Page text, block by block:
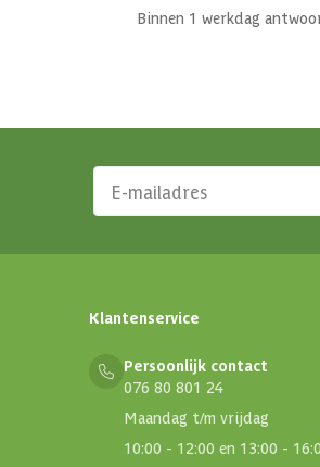
Binnen 1 werkdag
Klantenservice
Persoonlijk contact
076 80 801 24
Maandag t/m vrijdag
10:00 - 12:00 en 13:00 -